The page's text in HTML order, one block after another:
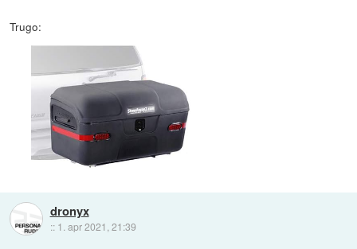
Trugo:
dronyx
:: 1. apr 2021, 21:39